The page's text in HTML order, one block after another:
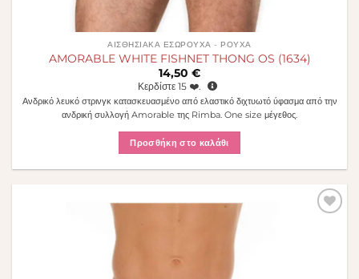
ΑΙΣΘΗΣΙΑΚΆ ΕΣΏΡΟΥΧΑ - ΡΟΎΧΑ
AMORABLE WHITE FISHNET THONG OS (1634)
14,50 €
Κερδίστε 15 ❤️.
Ανδρικό λευκό στρινγκ κατασκευασμένο από ελαστικό διχτυωτό ύφασμα από την
ανδρική συλλογή Amorable της Rimba. One size μέγεθος.
Προσθήκη στο καλάθι